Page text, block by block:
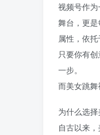
视频号作
舞台，更
属性，依
只要你有
一步。
而美女跳
为什么选
自古以来